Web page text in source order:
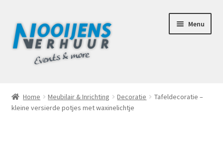
door
naar
navigatie
naar
de
Menu
Afhaalbox Tilburg
Home Meubilair & Inrichting Decoratie
Tafeldecoratie –
kleine versierde potjes met waxinelichtje